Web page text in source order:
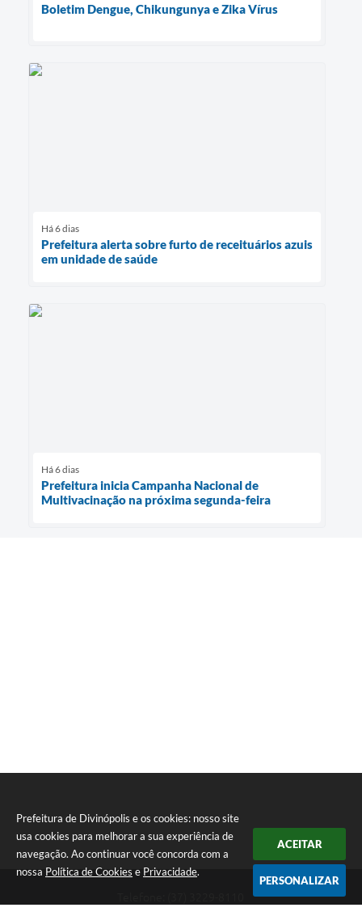
Prefeitura de Divinópolis e os cookies: nosso site
usa cookies para melhorar a sua experiência de
navegação. Ao continuar você concorda com a
nossa Política de Cookies e Privacidade.
ACEITAR
PERSONALIZAR
Boletim Dengue, Chikungunya e Zika Vírus
Há 6 dias
Prefeitura alerta sobre furto de receituários azuis
em unidade de saúde
Há 6 dias
Prefeitura inicia Campanha Nacional de
Multivacinação na próxima segunda-feira